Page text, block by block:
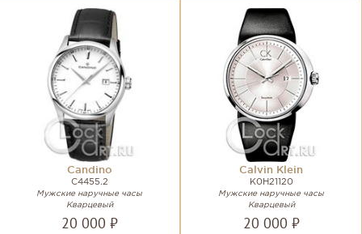
Candino
C4455.2
Мужские наручные часы
Кварцевый
20 000 ₽
Calvin Klein
K0H21120
Мужские наручные часы
Кварцевый
20 000 ₽